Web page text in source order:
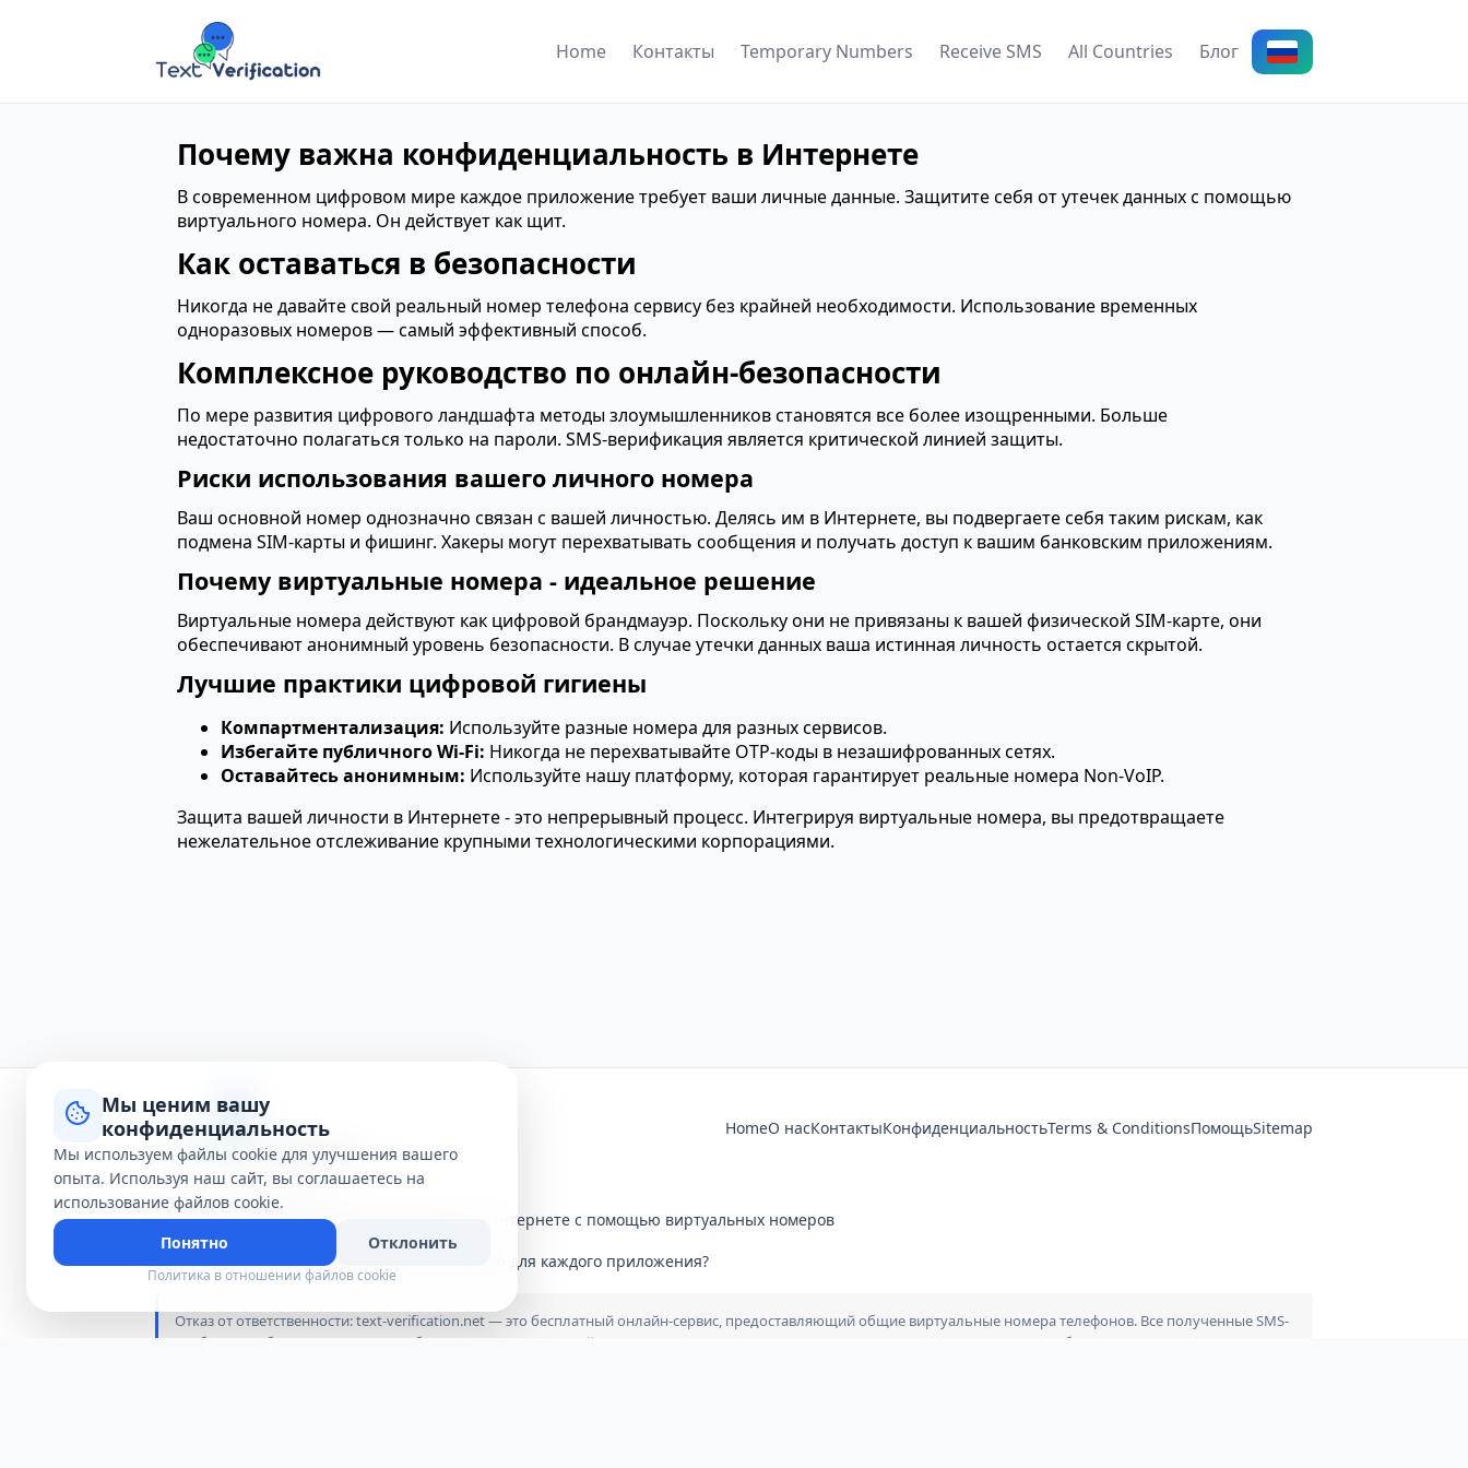
Home Контакты Temporary Numbers Receive SMS All Countries Блог
Почему важна конфиденциальность в Интернете
В современном цифровом мире каждое приложение требует ваши личные данные. Защитите себя от утечек данных с помощью
виртуального номера. Он действует как щит.
Как оставаться в безопасности
Никогда не давайте свой реальный номер телефона сервису без крайней необходимости. Использование временных
одноразовых номеров — самый эффективный способ.
Комплексное руководство по онлайн-безопасности
По мере развития цифрового ландшафта методы злоумышленников становятся все более изощренными. Больше
недостаточно полагаться только на пароли. SMS-верификация является критической линией защиты.
Риски использования вашего личного номера
Ваш основной номер однозначно связан с вашей личностью. Делясь им в Интернете, вы подвергаете себя таким рискам, как
подмена SIM-карты и фишинг. Хакеры могут перехватывать сообщения и получать доступ к вашим банковским приложениям.
Почему виртуальные номера - идеальное решение
Виртуальные номера действуют как цифровой брандмауэр. Поскольку они не привязаны к вашей физической SIM-карте, они
обеспечивают анонимный уровень безопасности. В случае утечки данных ваша истинная личность остается скрытой.
Лучшие практики цифровой гигиены
Компартментализация: Используйте разные номера для разных сервисов.
Избегайте публичного Wi-Fi: Никогда не перехватывайте OTP-коды в незашифрованных сетях.
Оставайтесь анонимным: Используйте нашу платформу, которая гарантирует реальные номера Non-VoIP.
Защита вашей личности в Интернете - это непрерывный процесс. Интегрируя виртуальные номера, вы предотвращаете
нежелательное отслеживание крупными технологическими корпорациями.
HomeО насКонтактыКонфиденциальностьTerms & ConditionsПомощьSitemap
Руководства и статьи
Как защитить свою конфиденциальность в Интернете с помощью виртуальных номеров
Полное руководство по SMS-верификации
Почему не стоит использовать личный номер для каждого приложения?
Отказ от ответственности: text-verification.net — это бесплатный онлайн-сервис, предоставляющий общие виртуальные номера телефонов. Все полученные SMS-
сообщения общедоступны для любого посетителя этого сайта. Мы не связаны, не спонсируемся и не сотрудничаем ни с какими брендами, приложениями или
Мы ценим вашу
конфиденциальность
Мы используем файлы cookie для улучшения вашего
опыта. Используя наш сайт, вы соглашаетесь на
использование файлов cookie.
Понятно
Отклонить
Политика в отношении файлов cookie